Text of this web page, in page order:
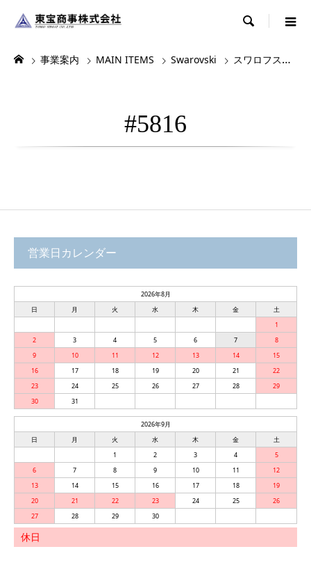

事業案内 MAIN ITEMS Swarovski スワロフスキー
#5816
営業日カレンダー
2026年8月
日
月 火 水 木 金
土
1
2
3 4 5 6 7
8
9
10 11 12 13 14
15
16
17 18 19 20 21
22
23
24 25 26 27 28
29
30
31
2026年9月
日
月 火 水 木 金
土
1
2 3 4
5
6
7 8 9 10 11
12
13
14 15 16 17 18
19
20
21 22 23 24 25
26
27
28 29 30
休日